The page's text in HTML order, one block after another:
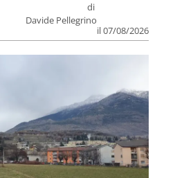
di
Davide Pellegrino
il 07/08/2026